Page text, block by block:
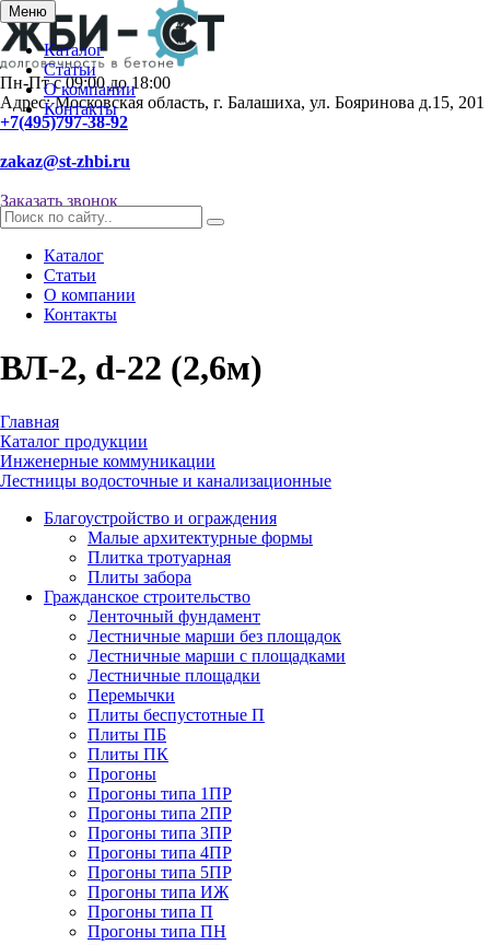
Меню
Каталог
Статьи
О компании
Контакты
Пн-Пт с 09:00 до 18:00
Адрес: Московская область, г. Балашиха, ул. Бояринова д.15, 201
+7(495)797-38-92
zakaz@st-zhbi.ru
Заказать звонок
Каталог
Статьи
О компании
Контакты
ВЛ-2, d-22 (2,6м)
Главная
Каталог продукции
Инженерные коммуникации
Лестницы водосточные и канализационные
Благоустройство и ограждения
Малые архитектурные формы
Плитка тротуарная
Плиты забора
Гражданское строительство
Ленточный фундамент
Лестничные марши без площадок
Лестничные марши с площадками
Лестничные площадки
Перемычки
Плиты беспустотные П
Плиты ПБ
Плиты ПК
Прогоны
Прогоны типа 1ПР
Прогоны типа 2ПР
Прогоны типа 3ПР
Прогоны типа 4ПР
Прогоны типа 5ПР
Прогоны типа ИЖ
Прогоны типа П
Прогоны типа ПН